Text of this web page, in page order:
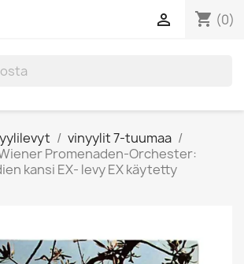
shopping_cart (0)

vinyylit 7-tuumaa
Promenaden-Orchester:
kansi EX- levy EX käytetty